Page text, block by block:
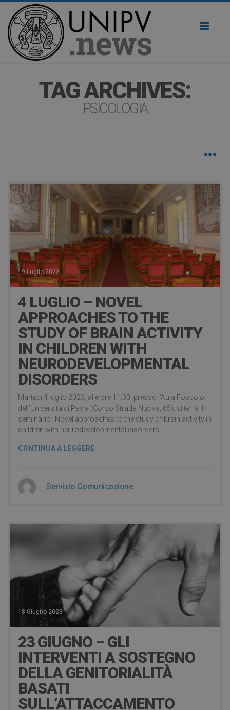
TAG ARCHIVES:
PSICOLOGIA
19 Luglio 2023
4 LUGLIO – NOVEL
APPROACHES TO THE
STUDY OF BRAIN ACTIVITY
IN CHILDREN WITH
NEURODEVELOPMENTAL
DISORDERS
Martedì 4 luglio 2023, alle ore 11:00, presso l’Aula Foscolo
dell’Università di Pavia (Corso Strada Nuova, 65), si terrà il
seminario “Novel approaches to the study of brain activity in
children with neurodevelopmental disorders”.
CONTINUA A LEGGERE
Servizio Comunicazione
18 Giugno 2023
23 GIUGNO – GLI
INTERVENTI A SOSTEGNO
DELLA GENITORIALITÀ
BASATI
SULL’ATTACCAMENTO